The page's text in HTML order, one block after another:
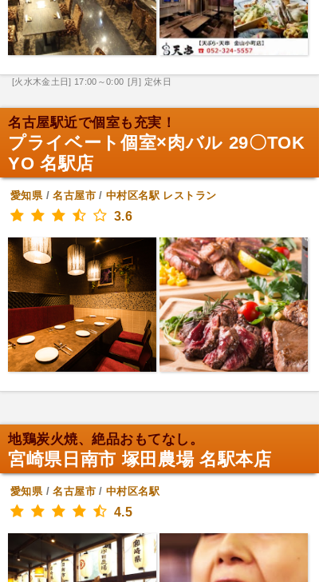
[火水木金土日] 17:00～0:00 [月] 定休日
名古屋駅近で個室も充実！
プライベート個室×肉バル 29〇TOK
YO 名駅店
愛知県/名古屋市/中村区名駅 レストラン
3.6
地鶏炭火焼、絶品おもてなし。
宮崎県日南市 塚田農場 名駅本店
愛知県/名古屋市/中村区名駅
4.5